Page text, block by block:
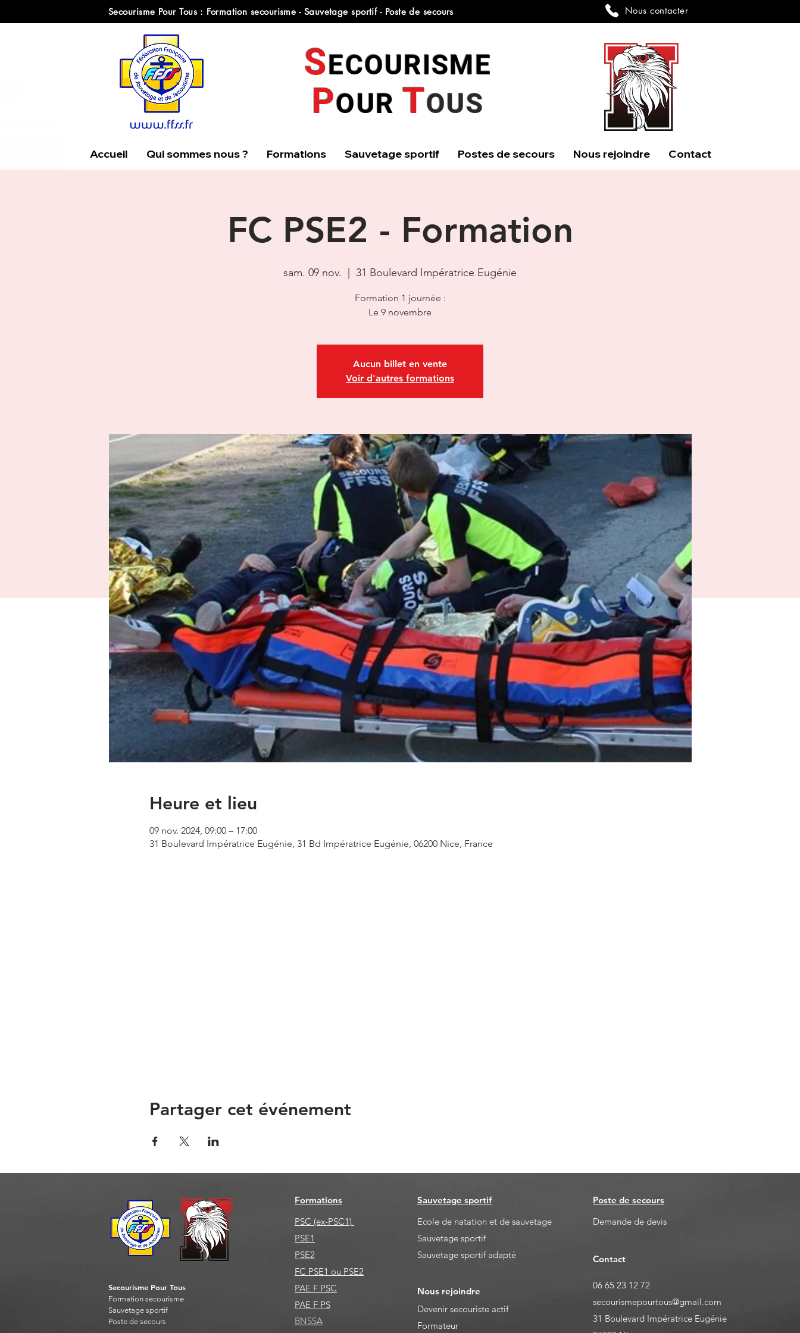
Secourisme Pour Tous : Formation secourisme - Sauvetage sportif - Poste de secours Nous contacter
SECOURISME
POUR TOUS
Accueil Qui sommes nous ? Formations Sauvetage sportif Postes de secours Nous rejoindre Contact
FC PSE2 - Formation
sam. 09 nov. 31 Boulevard Impératrice Eugénie
Formation 1 journée :
Le 9 novembre
Aucun billet en vente
Voir d'autres formations
Heure et lieu
09 nov. 2024, 09:00 – 17:00
31 Boulevard Impératrice Eugénie, 31 Bd Impératrice Eugénie, 06200 Nice, France
Partager cet événement
Secourisme Pour Tous
Formation secourisme
Sauvetage sportif
Poste de secours
Formations
PSC (ex-PSC1)
PSE1
PSE2
FC PSE1 ou PSE2
PAE F PSC
PAE F PS
BNSSA
Sauvetage sportif
Ecole de natation et de sauvetage
Sauvetage sportif
Sauvetage sportif adapté
Nous rejoindre
Devenir secouriste actif
Formateur
Poste de secours
Demande de devis
Contact
06 65 23 12 72
secourismepourtous@gmail.com
31 Boulevard Impératrice Eugénie